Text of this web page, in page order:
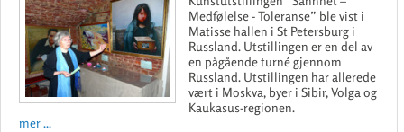
Medfølelse - Toleranse” ble vist i
Matisse hallen i St Petersburg i
Russland. Utstillingen er en del av
en pågående turné gjennom
Russland. Utstillingen har allerede
vært i Moskva, byer i Sibir, Volga og
Kaukasus-regionen.
mer ...